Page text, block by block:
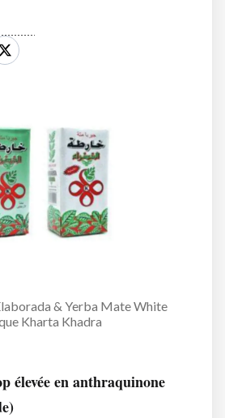
& Yerba Mate White
Kharta Khadra
élevée en anthraquinone